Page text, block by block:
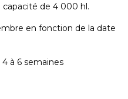
de 4 000 hl.
en fonction de la date
à 6 semaines